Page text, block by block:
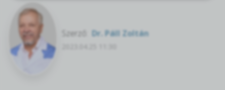
Szerző: Dr. Páll Zoltán